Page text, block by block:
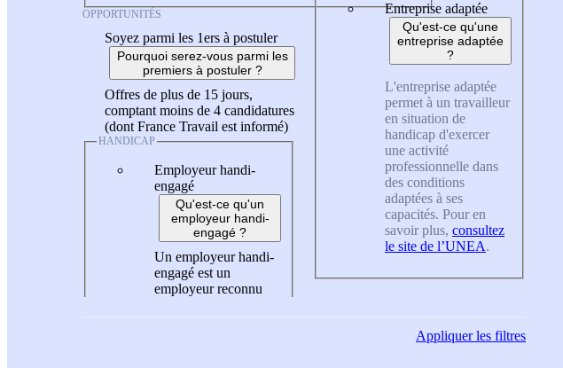
OPPORTUNITÉS
Soyez parmi les 1ers à postuler
Pourquoi serez-vous parmi les
premiers à postuler ?
Offres de plus de 15 jours,
comptant moins de 4 candidatures
(dont France Travail est informé)
HANDICAP
Employeur handi-
engagé
Qu'est-ce qu'un
employeur handi-
engagé ?
Un employeur handi-
engagé est un
employeur reconnu
Entreprise adaptée
Qu'est-ce qu'une
entreprise adaptée
?
L'entreprise adaptée
permet à un travailleur
en situation de
handicap d'exercer
une activité
professionnelle dans
des conditions
adaptées à ses
capacités. Pour en
savoir plus, consultez
le site de l’UNEA.
Appliquerles filtres